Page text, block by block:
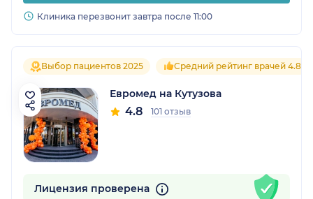
Клиника перезвонит завтра после 11:00
Выбор пациентов 2025 Средний рейтинг врачей 4.8
Евромед на Кутузова
4.8 101 отзыв
Лицензия проверена